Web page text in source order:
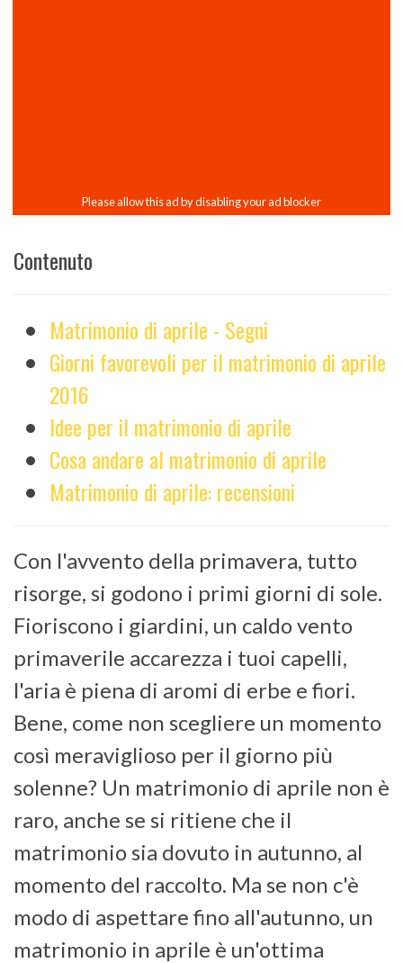
Contenuto
Matrimonio di aprile - Segni
Giorni favorevoli per il matrimonio di aprile
2016
Idee per il matrimonio di aprile
Cosa andare al matrimonio di aprile
Matrimonio di aprile: recensioni
Con l'avvento della primavera, tutto
risorge, si godono i primi giorni di sole.
Fioriscono i giardini, un caldo vento
primaverile accarezza i tuoi capelli,
l'aria è piena di aromi di erbe e fiori.
Bene, come non scegliere un momento
così meraviglioso per il giorno più
solenne? Un matrimonio di aprile non è
raro, anche se si ritiene che il
matrimonio sia dovuto in autunno, al
momento del raccolto. Ma se non c'è
modo di aspettare fino all'autunno, un
matrimonio in aprile è un'ottima